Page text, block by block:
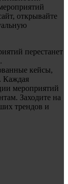
открывайте
перестанет
кейсы,
Каждая
мероприятий
Заходите на
трендов и